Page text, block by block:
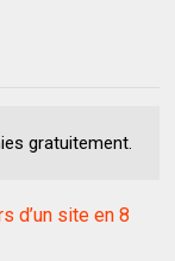
gratuitement.
d’un site en 8